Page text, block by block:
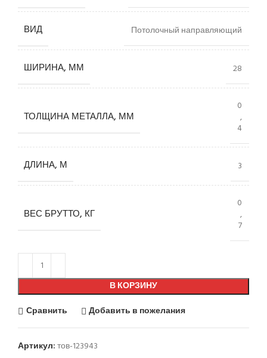
ВИД Потолочный направляющий
ШИРИНА, ММ 28
ТОЛЩИНА МЕТАЛЛА, ММ
0
,
4
ДЛИНА, М 3
ВЕС БРУТТО, КГ
0
,
7
В КОРЗИНУ
Сравнить
Добавить в пожелания
Артикул:тов-123943